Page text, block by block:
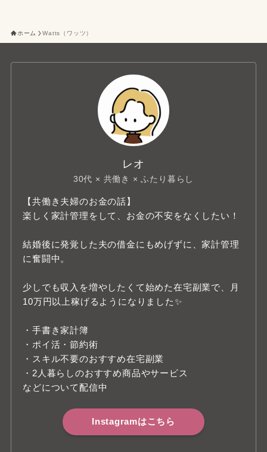
ホーム Watts（ワッツ）
レオ
30代 × 共働き × ふたり暮らし
【共働き夫婦のお金の話】
楽しく家計管理をして、お金の不安をなくしたい！
結婚後に発覚した夫の借金にもめげずに、家計管理
に奮闘中。
少しでも収入を増やしたくて始めた在宅副業で、月
10万円以上稼げるようになりました✨
・手書き家計簿
・ポイ活・節約術
・スキル不要のおすすめ在宅副業
・2人暮らしのおすすめ商品やサービス
などについて配信中
Instagramはこちら